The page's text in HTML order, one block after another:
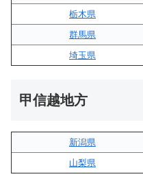
栃木県
群馬県
埼玉県
甲信越地方
新潟県
山梨県